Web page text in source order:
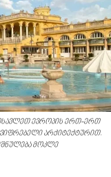
ევროპის ერთ-ერთ
არქიტექტურით.
მოკლე